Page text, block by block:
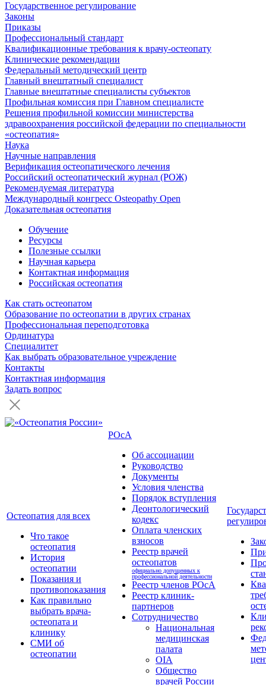
Государственное регулирование
Законы
Приказы
Профессиональный стандарт
Квалификационные требования к врачу-остеопату
Клинические рекомендации
Федеральный методический центр
Главный внештатный специалист
Главные внештатные специалисты субъектов
Профильная комиссия при Главном специалисте
Решения профильной комиссии министерства
здравоохранения российской федерации по специальности
«остеопатия»
Наука
Научные направления
Верификация остеопатического лечения
Российский остеопатический журнал (РОЖ)
Рекомендуемая литература
Международный конгресс Osteopathy Open
Доказательная остеопатия
Обучение
Ресурсы
Полезные ссылки
Научная карьера
Контактная информация
Российская остеопатия
Как стать остеопатом
Образование по остеопатии в других странах
Профессиональная переподготовка
Ординатура
Специалитет
Как выбрать образовательное учреждение
Контакты
Контактная информация
Задать вопрос
Остеопатия для всех
Что такое
остеопатия
История
остеопатии
Показания и
противопоказания
Как правильно
выбрать врача-
остеопата и
клинику
СМИ об
остеопатии
РОсА
Об ассоциации
Руководство
Документы
Условия членства
Порядок вступления
Деонтологический
кодекс
Оплата членских
взносов
Реестр врачей
остеопатов
официально допущенных к
профессиональной деятельности
Реестр членов РОсА
Реестр клиник-
партнеров
Сотрудничество
Национальная
медицинская
палата
OIA
Общество
врачей России